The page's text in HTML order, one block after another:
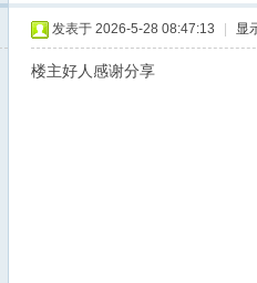
发表于 2026-5-28 08:47:13 显
楼主好人感谢分享